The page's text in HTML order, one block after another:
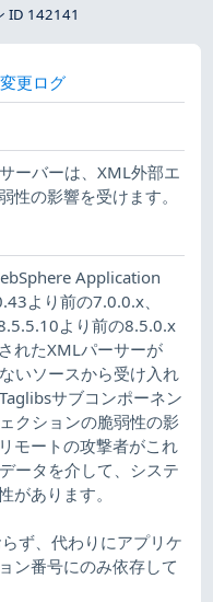
ID 142141
変更ログ
ーバーは、XML外部エ
性の影響を受けます。
Application
より前の7.0.0.x、
より前の8.5.0.x
れたXMLパーサーが
いソースから受け入れ
サブコンポーネン
クションの脆弱性の影
モートの攻撃者がこれ
ータを介して、システ
があります。
ず、代わりにアプリケ
ン番号にのみ依存して